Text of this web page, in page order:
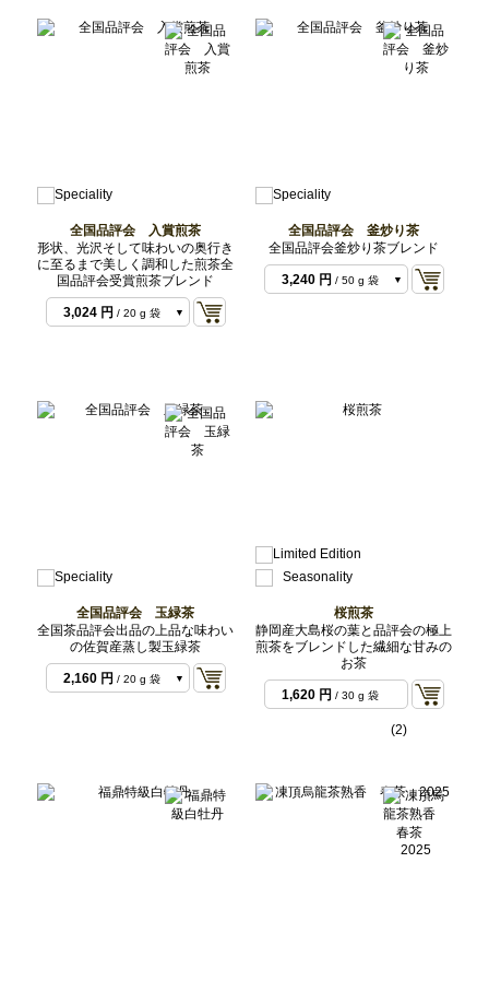
全国品評会 入賞煎茶
形状、光沢そして味わいの奥行き
に至るまで美しく調和した煎茶全
国品評会受賞煎茶ブレンド
3,024 円 / 20 g 袋
全国品評会 釜炒り茶
全国品評会釜炒り茶ブレンド
3,240 円 / 50 g 袋
全国品評会 玉緑茶
全国茶品評会出品の上品な味わい
の佐賀産蒸し製玉緑茶
2,160 円 / 20 g 袋
桜煎茶
静岡産大島桜の葉と品評会の極上
煎茶をブレンドした繊細な甘みの
お茶
1,620 円 / 30 g 袋
(2)